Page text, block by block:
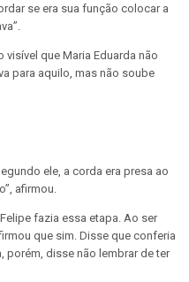
se era sua função colocar a
que Maria Eduarda não
para aquilo, mas não soube
ele, a corda era presa ao
afirmou.
fazia essa etapa. Ao ser
que sim. Disse que conferia
porém, disse não lembrar de ter